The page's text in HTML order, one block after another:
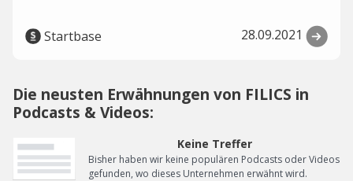
Startbase 28.09.2021
Die neusten Erwähnungen von FILICS in
Podcasts & Videos:
Keine Treffer
Bisher haben wir keine populären Podcasts oder Videos
gefunden, wo dieses Unternehmen erwähnt wird.